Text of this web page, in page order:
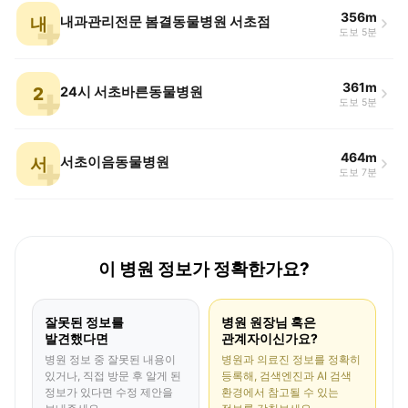
내 내과관리전문 봄결동물병원 서초점 356m
도보 5분
2 24시 서초바른동물병원 361m
도보 5분
서 서초이음동물병원 464m
도보 7분
이 병원 정보가 정확한가요?
잘못된 정보를
발견했다면
병원 정보 중 잘못된 내용이
있거나, 직접 방문 후 알게 된
정보가 있다면 수정 제안을
병원 원장님 혹은
관계자이신가요?
병원과 의료진 정보를 정확히
등록해, 검색엔진과 AI 검색
환경에서 참고될 수 있는